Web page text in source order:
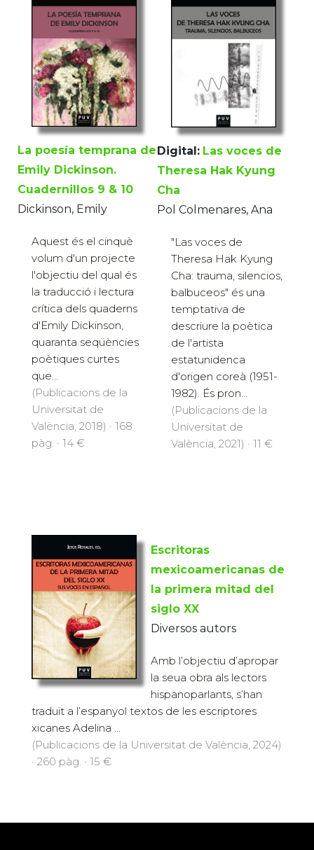
La poesía temprana de
Emily Dickinson.
Cuadernillos 9 & 10
Dickinson, Emily
Aquest és el cinquè
volum d'un projecte
l'objectiu del qual és
la traducció i lectura
crítica dels quaderns
d'Emily Dickinson,
quaranta seqüències
poètiques curtes
que...
(Publicacions de la
Universitat de
València, 2018) · 168
pàg. · 14 €
Digital: Las voces de
Theresa Hak Kyung
Cha
Pol Colmenares, Ana
"Las voces de
Theresa Hak Kyung
Cha: trauma, silencios,
balbuceos" és una
temptativa de
descriure la poètica
de l'artista
estatunidenca
d'origen coreà (1951-
1982). És pron...
(Publicacions de la
Universitat de
València, 2021) · 11 €
Escritoras
mexicoamericanas de
la primera mitad del
siglo XX
Diversos autors
Amb l’objectiu d’apropar
la seua obra als lectors
hispanoparlants, s’han
traduït a l’espanyol textos de les escriptores
xicanes Adelina ...
(Publicacions de la Universitat de València, 2024)
· 260 pàg. · 15 €